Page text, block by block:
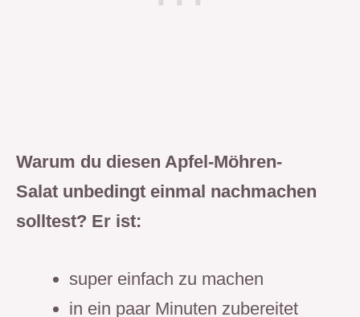
Warum du diesen Apfel-Möhren-
Salat unbedingt einmal nachmachen
solltest? Er ist:
super einfach zu machen
in ein paar Minuten zubereitet